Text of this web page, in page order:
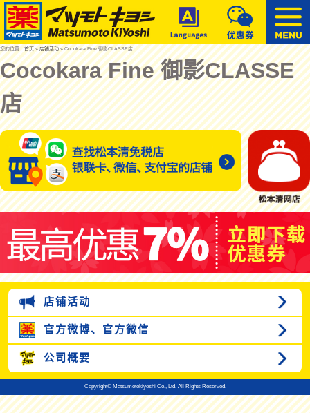
您的位置：首页»店铺活动» Cocokara Fine 御影CLASSE店
Cocokara Fine 御影CLASSE
店
店铺活动
官方微博、 官方微信
公司概要
Copyright© Matsumotokiyoshi Co., Ltd. All Rights Reserved.